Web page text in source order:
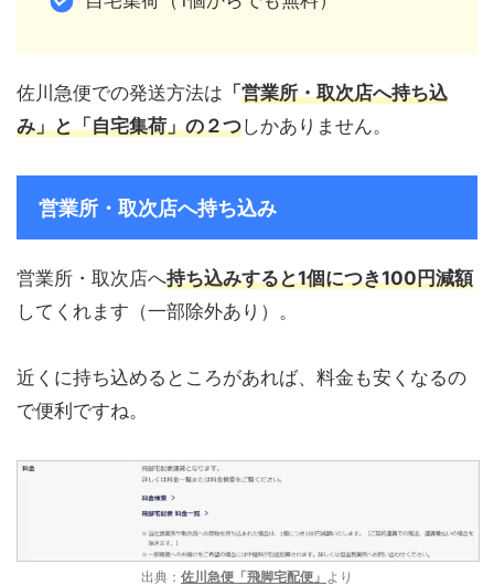
佐川急便での発送方法は 「 営業所・取次店へ持ち込
み」と「自宅集荷」の２つしかありません。
営業所・取次店へ持ち込み
営業所・取次店へ持ち込みすると1個につき100円減額
してくれます（一部除外あり）。
近くに持ち込めるところがあれば、料金も安くなるの
で便利ですね。
出典： 佐川急便「飛脚宅配便」 より